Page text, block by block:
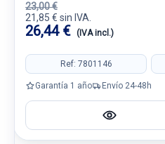
23,00 €
21,85 € sin IVA.
26,44 € (IVA incl.)
Ref: 7801146
Garantía 1 año Envío 24-48h